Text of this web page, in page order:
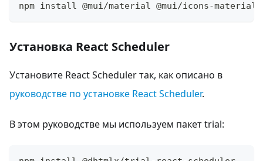
npm install @mui/material @mui/icons-material
Установка React Scheduler
Установите React Scheduler так, как описано в
руководстве по установке React Scheduler.
В этом руководстве мы используем пакет trial: